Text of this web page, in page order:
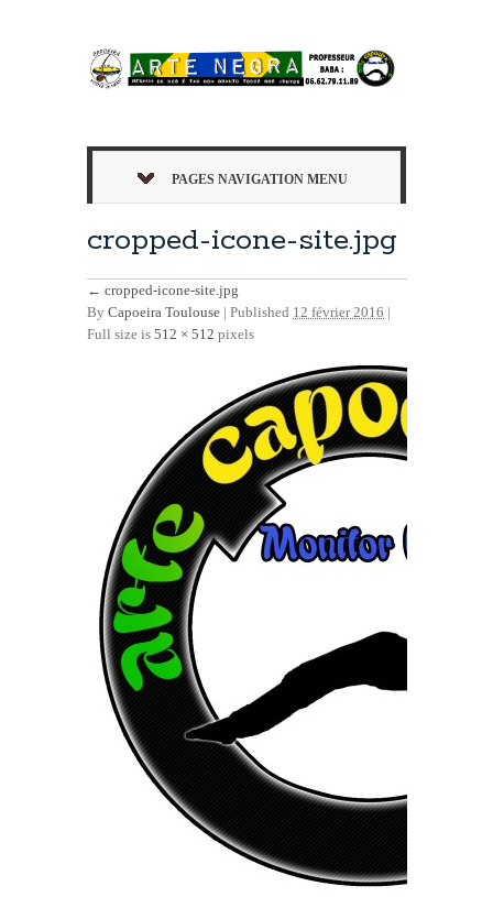
PAGES NAVIGATION MENU
cropped-icone-site.jpg
← cropped-icone-site.jpg
By Capoeira Toulouse | Published 12 février 2016 |
Full size is 512 × 512 pixels